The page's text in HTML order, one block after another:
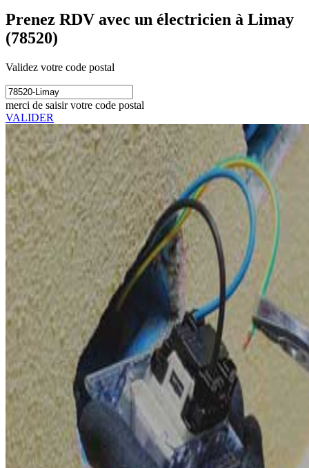
Prenez RDV avec un électricien à Limay
(78520)
Validez votre code postal
merci de saisir votre code postal
VALIDER